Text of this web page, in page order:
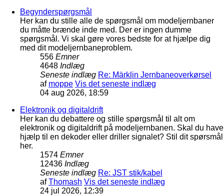
Begynderspørgsmål
Her kan du stille alle de spørgsmål om modeljernbaner
du måtte brænde inde med. Der er ingen dumme
spørgsmål. Vi skal gøre vores bedste for at hjælpe dig
med dit modeljernbaneproblem.
556 Emner
4648 Indlæg
Seneste indlæg Re: Märklin Jernbaneoverkørsel
af moppe Vis det seneste indlæg
04 aug 2026, 18:59
Elektronik og digitaldrift
Her kan du debattere og stille spørgsmål til alt om
elektronik og digitaldrift på modeljernbanen. Skal du have
hjælp til en dekoder eller driller signalet? Stil dit spørsmål
her.
1574 Emner
12436 Indlæg
Seneste indlæg Re: JST stik/kabel
afThomash Vis det seneste indlæg
24 jul 2026, 12:39